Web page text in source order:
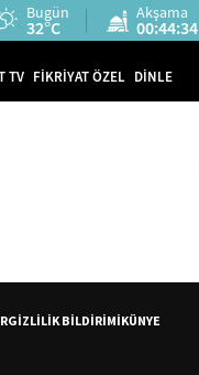
Bugün
32°C
Akşama
00:44:33
TV FİKRİYAT ÖZEL DİNLE
GİZLİLİK BİLDİRİMİKÜNYE